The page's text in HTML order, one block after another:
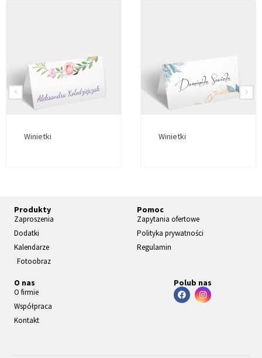
Winietki Winietki
Produkty
Zaproszenia
Dodatki
Kalendarze
Fotoobraz
Pomoc
Zapytania ofertowe
Polityka prywatności
Regulamin
O nas
O firmie
Współpraca
Kontakt
Polub nas